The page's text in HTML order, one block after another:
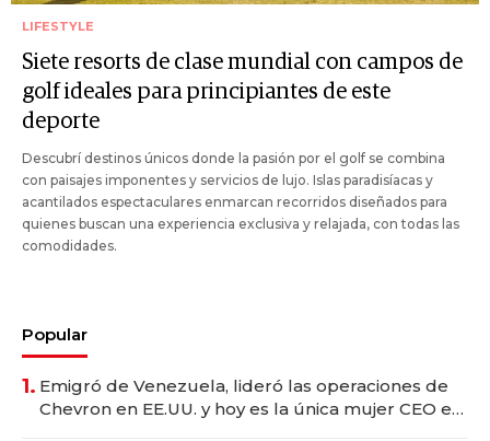
LIFESTYLE
Siete resorts de clase mundial con campos de
golf ideales para principiantes de este
deporte
Descubrí destinos únicos donde la pasión por el golf se combina
con paisajes imponentes y servicios de lujo. Islas paradisíacas y
acantilados espectaculares enmarcan recorridos diseñados para
quienes buscan una experiencia exclusiva y relajada, con todas las
comodidades.
Popular
1. Emigró de Venezuela, lideró las operaciones de
Chevron en EE.UU. y hoy es la única mujer CEO en